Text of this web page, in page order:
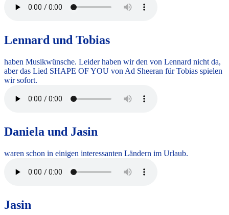
Lennard und Tobias
haben Musikwünsche. Leider haben wir den von Lennard nicht da,
aber das Lied SHAPE OF YOU von Ad Sheeran für Tobias spielen
wir sofort.
Daniela und Jasin
waren schon in einigen interessanten Ländern im Urlaub.
Jasin